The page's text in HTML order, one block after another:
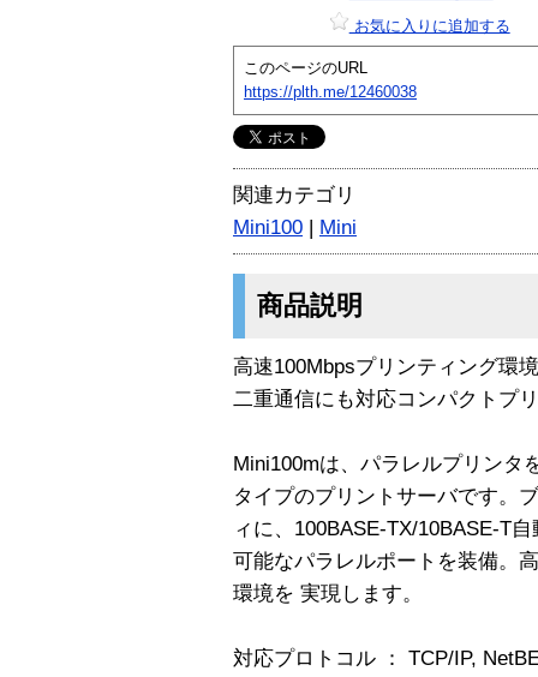
お気に入りに追加する
このページのURL
https://plth.me/12460038
関連カテゴリ
Mini100 | Mini
商品説明
高速100Mbpsプリンティング環
二重通信にも対応コンパクトプ
Mini100mは、パラレルプリンタ
タイプのプリントサーバです。
ィに、100BASE-TX/10BASE-T
可能なパラレルポートを装備。
環境を 実現します。
対応プロトコル ： TCP/IP,